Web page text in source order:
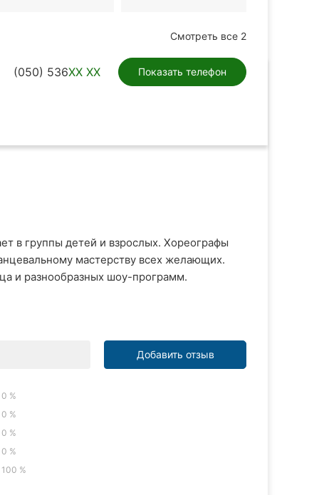
Смотреть все 2
(050) 536XX XX Показать телефон
в группы детей и взрослых. Хореографы
мастерству всех желающих.
и разнообразных шоу-программ.
Добавить отзыв
0 %
0 %
0 %
0 %
100 %